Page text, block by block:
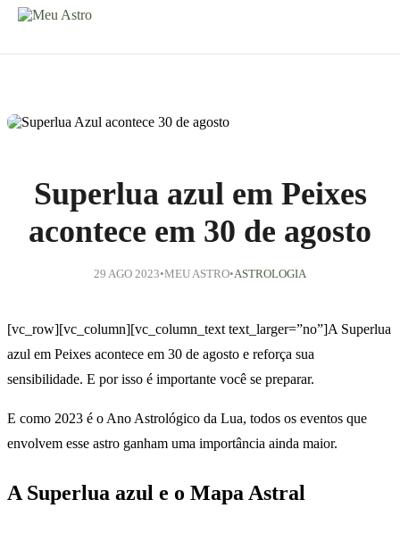
Superlua azul em Peixes
acontece em 30 de agosto
29 AGO 2023•MEU ASTRO•ASTROLOGIA
[vc_row][vc_column][vc_column_text text_larger=”no”]A Superlua
azul em Peixes acontece em 30 de agosto e reforça sua
sensibilidade. E por isso é importante você se preparar.
E como 2023 é o Ano Astrológico da Lua, todos os eventos que
envolvem esse astro ganham uma importância ainda maior.
A Superlua azul e o Mapa Astral